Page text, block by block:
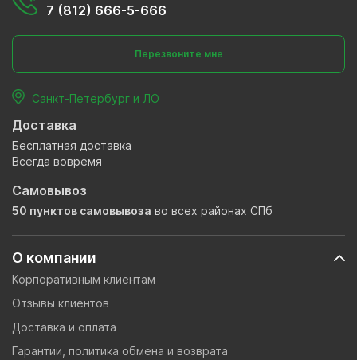
О компании
Корпоративным клиентам
Отзывы клиентов
Доставка и оплата
Гарантии, политика обмена и возврата
7 (812) 666-5-666
Перезвоните мне
Санкт-Петербург и ЛО
Доставка
Бесплатная доставка
Всегда вовремя
Самовывоз
50 пунктов самовывоза во всех районах СПб